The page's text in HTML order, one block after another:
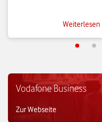
Weiterlesen
Vodafone Business
Zur Webseite